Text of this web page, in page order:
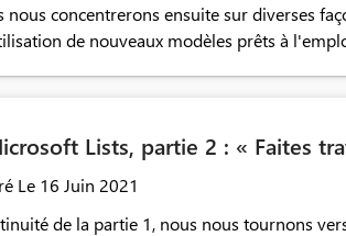
nous concentrerons ensuite sur diverses
de nouveaux modèles prêts à
Lists, partie 2 : « Faites
Le 16 Juin 2021
de la partie 1, nous nous tournons